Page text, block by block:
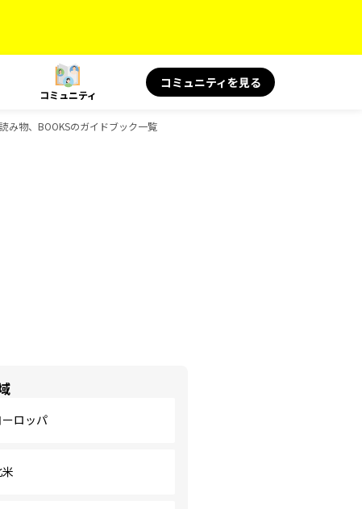
コミュニティ
コミュニティを見る
み物、BOOKSのガイドブック一覧
ーロッパ